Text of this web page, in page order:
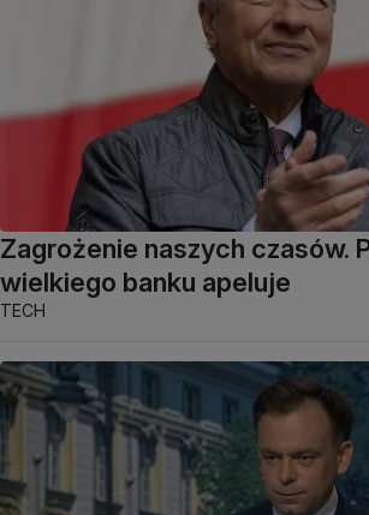
Zagrożenie naszych czasów.
wielkiego banku apeluje
TECH